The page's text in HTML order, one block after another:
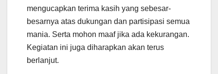
mengucapkan terima kasih yang sebesar-
besarnya atas dukungan dan partisipasi semua
mania. Serta mohon maaf jika ada kekurangan.
Kegiatan ini juga diharapkan akan terus
berlanjut.